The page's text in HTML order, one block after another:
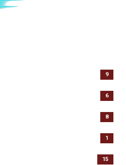
9
6
8
1
15